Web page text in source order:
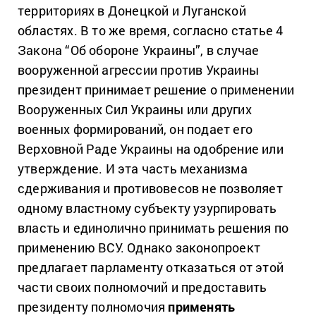
территориях в Донецкой и Луганской
областях. В то же время, согласно статье 4
Закона “Об обороне Украины”, в случае
вооруженной агрессии против Украины
президент принимает решение о применении
Вооруженных Сил Украины или других
военных формирований, он подает его
Верховной Раде Украины на одобрение или
утверждение. И эта часть механизма
сдерживания и противовесов не позволяет
одному властному субъекту узурпировать
власть и единолично принимать решения по
применению ВСУ. Однако законопроект
предлагает парламенту отказаться от этой
части своих полномочий и предоставить
президенту полномочия применять